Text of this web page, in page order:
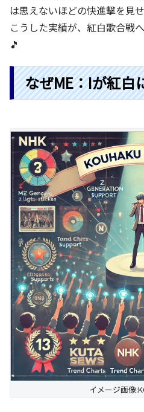
は思えないほどの快進撃を見
こうした実績が、紅白歌合戦
🎵
なぜME：Iが紅白
イメージ画像